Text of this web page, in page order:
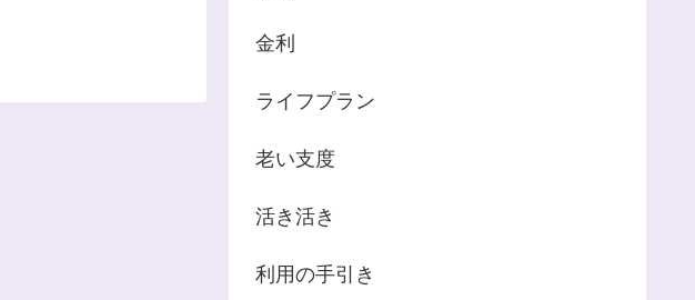
金利
ライフプラン
老い支度
活き活き
利用の手引き